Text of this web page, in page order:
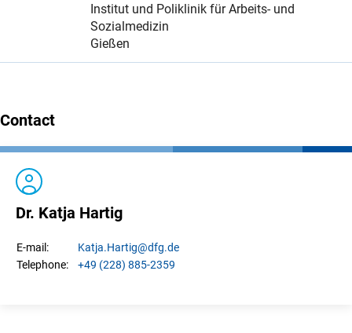
Institut und Poliklinik für Arbeits- und
Sozialmedizin
Gießen
Contact
Dr. Katja Hartig
E-mail: Katja.Hartig@dfg.de
Telephone:
+49 (228) 885-2359